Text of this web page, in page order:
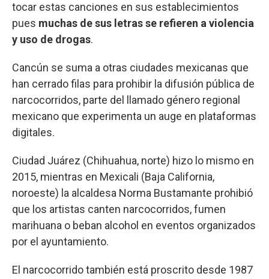
tocar estas canciones en sus establecimientos
pues muchas de sus letras se refieren a violencia
y uso de drogas.
Cancún se suma a otras ciudades mexicanas que
han cerrado filas para prohibir la difusión pública de
narcocorridos, parte del llamado género regional
mexicano que experimenta un auge en plataformas
digitales.
Ciudad Juárez (Chihuahua, norte) hizo lo mismo en
2015, mientras en Mexicali (Baja California,
noroeste) la alcaldesa Norma Bustamante prohibió
que los artistas canten narcocorridos, fumen
marihuana o beban alcohol en eventos organizados
por el ayuntamiento.
El narcocorrido también está proscrito desde 1987